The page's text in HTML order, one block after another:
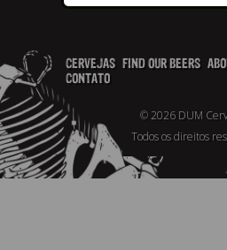
CERVEJAS FIND OUR BEERS
CONTATO
© 2026 DUM
Todos os direitos